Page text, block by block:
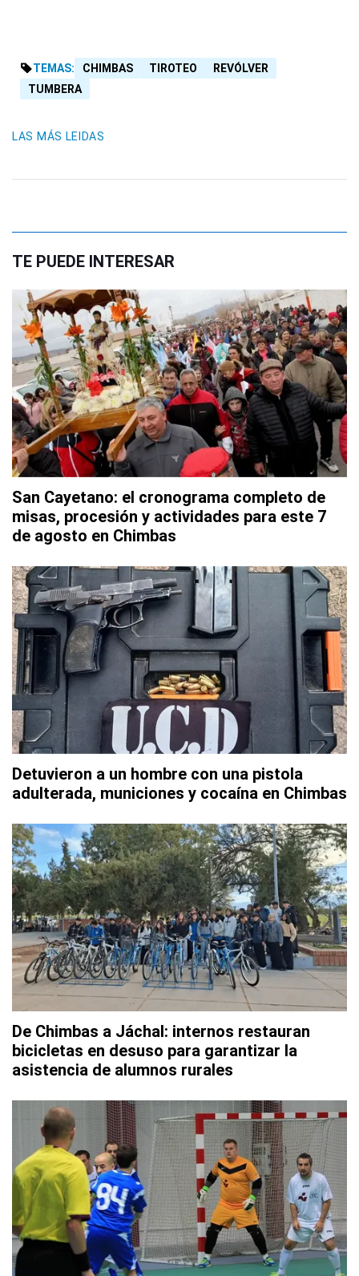
TEMAS: CHIMBAS TIROTEO
REVÓLVER
TUMBERA
LAS MÁS LEIDAS
TE PUEDE INTERESAR
San Cayetano: el cronograma completo de
misas, procesión y actividades para este 7
de agosto en Chimbas
Detuvieron a un hombre con una pistola
adulterada, municiones y cocaína en Chimbas
De Chimbas a Jáchal: internos restauran
bicicletas en desuso para garantizar la
asistencia de alumnos rurales